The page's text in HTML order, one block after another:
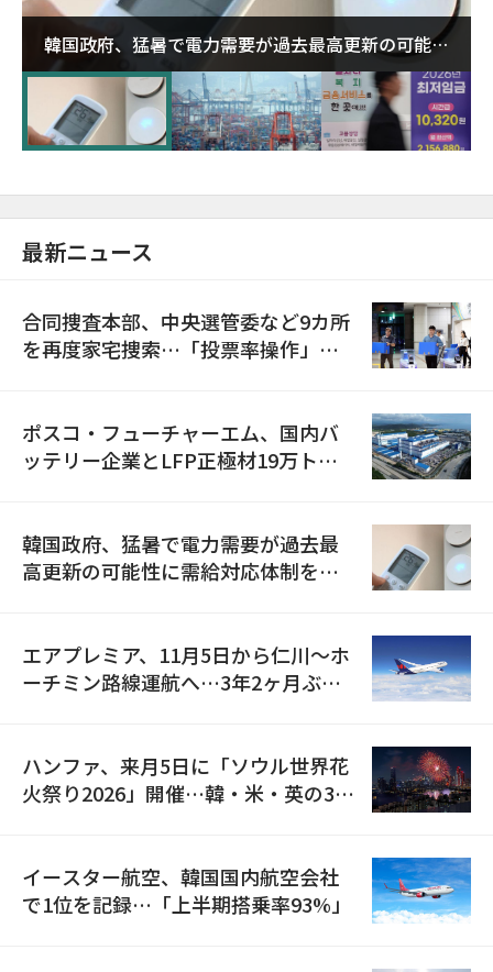
韓国政府、猛暑で電力需要が過去最高更新の可能性
に需給対応体制を点検
最新ニュース
合同捜査本部、中央選管委など9カ所
を再度家宅捜索…「投票率操作」の
ポスコ・フューチャーエム、国内バ
ッテリー企業とLFP正極材19万トン
韓国政府、猛暑で電力需要が過去最
高更新の可能性に需給対応体制を点
エアプレミア、11月5日から仁川〜ホ
ーチミン路線運航へ…3年2ヶ月ぶり
ハンファ、来月5日に「ソウル世界花
火祭り2026」開催…韓・米・英の3カ
イースター航空、韓国国内航空会社
で1位を記録…「上半期搭乗率93%」